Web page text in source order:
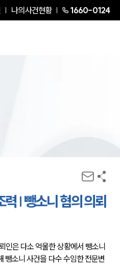
나의사건현황 1660-0124
| 뺑소니 혐의 의뢰
인은 다소 억울한 상황에서 뺑소니
뺑소니 사건을 다수 수임한 전문변